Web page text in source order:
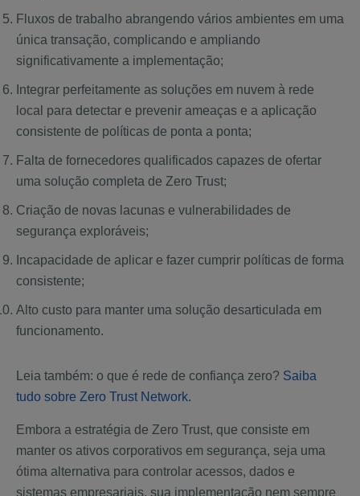
Fluxos de trabalho abrangendo vários ambientes em uma
única transação, complicando e ampliando
significativamente a implementação;
Integrar perfeitamente as soluções em nuvem à rede
local para detectar e prevenir ameaças e a aplicação
consistente de políticas de ponta a ponta;
Falta de fornecedores qualificados capazes de ofertar
uma solução completa de Zero Trust;
Criação de novas lacunas e vulnerabilidades de
segurança exploráveis;
Incapacidade de aplicar e fazer cumprir políticas de forma
consistente;
Alto custo para manter uma solução desarticulada em
funcionamento.
Leia também: o que é rede de confiança zero? Saiba
tudo sobre Zero Trust Network.
Embora a estratégia de Zero Trust, que consiste em
manter os ativos corporativos em segurança, seja uma
ótima alternativa para controlar acessos, dados e
sistemas empresariais, sua implementação nem sempre